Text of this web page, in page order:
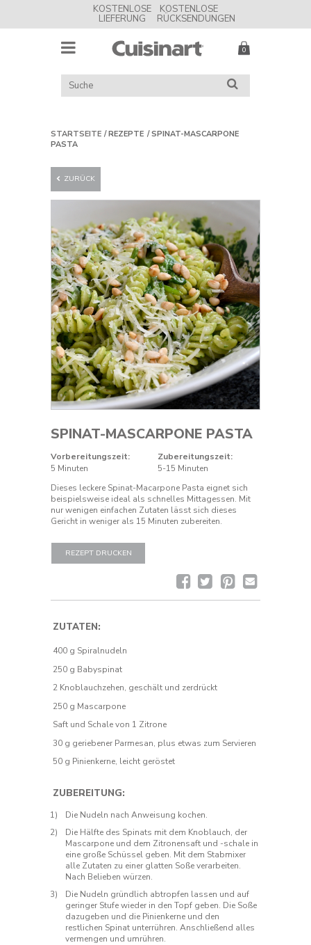
KOSTENLOSE
LIEFERUNG
KOSTENLOSE
RÜCKSENDUNGEN
MENU
UK
KATALOG
DURCHSUCHEN
SUCHE
STARTSEITE REZEPTE
SPINAT-MASCARPONE
PASTA
ZURÜCK
SPINAT-MASCARPONE PASTA
Vorbereitungszeit:
5 Minuten
Zubereitungszeit:
5-15 Minuten
Dieses leckere Spinat-Macarpone Pasta eignet sich
beispielsweise ideal als schnelles Mittagessen. Mit
nur wenigen einfachen Zutaten lässt sich dieses
Gericht in weniger als 15 Minuten zubereiten.
REZEPT DRUCKEN
Rezept
per
Pinterest
Twitter
Facebook
ZUTATEN:
400 g Spiralnudeln
250 g Babyspinat
2 Knoblauchzehen, geschält und zerdrückt
250 g Mascarpone
Saft und Schale von 1 Zitrone
30 g geriebener Parmesan, plus etwas zum Servieren
50 g Pinienkerne, leicht geröstet
ZUBEREITUNG:
Die Nudeln nach Anweisung kochen.
Die Hälfte des Spinats mit dem Knoblauch, der
Mascarpone und dem Zitronensaft und -schale in
eine große Schüssel geben. Mit dem Stabmixer
alle Zutaten zu einer glatten Soße verarbeiten.
Nach Belieben würzen.
Die Nudeln gründlich abtropfen lassen und auf
geringer Stufe wieder in den Topf geben. Die Soße
dazugeben und die Pinienkerne und den
restlichen Spinat unterrühren. Anschließend alles
vermengen und umrühren.